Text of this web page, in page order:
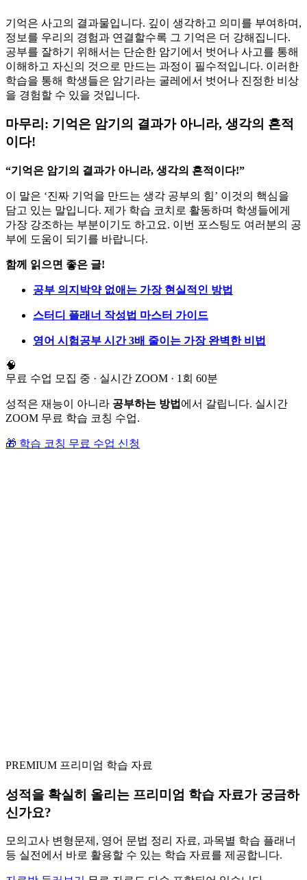
기억은 사고의 결과물입니다. 깊이 생각하고 의미를 부여하며,
정보를 우리의 경험과 연결할수록 그 기억은 더 강해집니다.
공부를 잘하기 위해서는 단순한 암기에서 벗어나 사고를 통해
이해하고 자신의 것으로 만드는 과정이 필수적입니다. 이러한
학습을 통해 학생들은 암기라는 굴레에서 벗어나 진정한 비상
을 경험할 수 있을 것입니다.
마무리: 기억은 암기의 결과가 아니라, 생각의 흔적
이다!
“기억은 암기의 결과가 아니라, 생각의 흔적이다!”
이 말은 ‘진짜 기억을 만드는 생각 공부의 힘’ 이것의 핵심을
담고 있는 말입니다. 제가 학습 코치로 활동하며 학생들에게
가장 강조하는 부분이기도 하고요. 이번 포스팅도 여러분의 공
부에 도움이 되기를 바랍니다.
함께 읽으면 좋은 글!
공부 의지박약 없애는 가장 현실적인 방법
스터디 플래너 작성법 마스터 가이드
영어 시험공부 시간 3배 줄이는 가장 완벽한 비법
🧠
무료 수업 모집 중 · 실시간 ZOOM · 1회 60분
성적은 재능이 아니라 공부하는 방법 에서 갈립니다. 실시간
ZOOM 무료 학습 코칭 수업.
🎁 학습 코칭 무료 수업 신청
PREMIUM 프리미엄 학습 자료
성적을 확실히 올리는 프리미엄 학습 자료가 궁금하
신가요?
모의고사 변형문제, 영어 문법 정리 자료, 과목별 학습 플래너
등 실전에서 바로 활용할 수 있는 학습 자료를 제공합니다.